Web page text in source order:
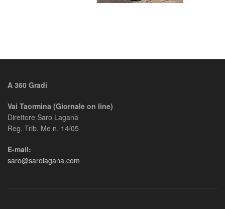
A 360 Gradi
Vai Taormina (Giornale on line)
Direttore Saro Laganà
Reg. Trib. Me n. 14/05
E-mail:
saro@sarolagana.com